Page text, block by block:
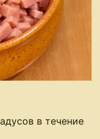
в течение